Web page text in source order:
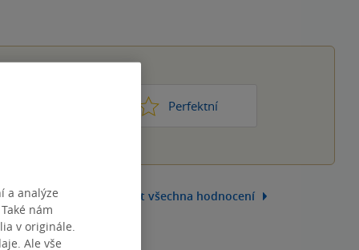
Perfektní
Zobrazit všechna hodnocení
a analýze
nám
v originále.
Ale vše